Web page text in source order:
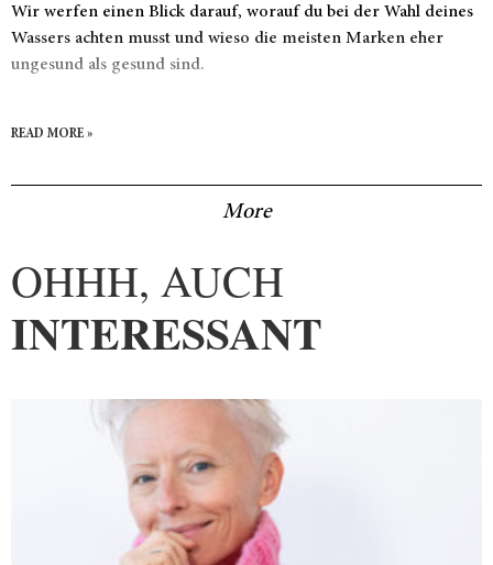
Wir werfen einen Blick darauf, worauf du bei der Wahl deines
Wassers achten musst und wieso die meisten Marken eher
ungesund als gesund sind.
READ MORE »
More
OHHH, AUCH
INTERESSANT